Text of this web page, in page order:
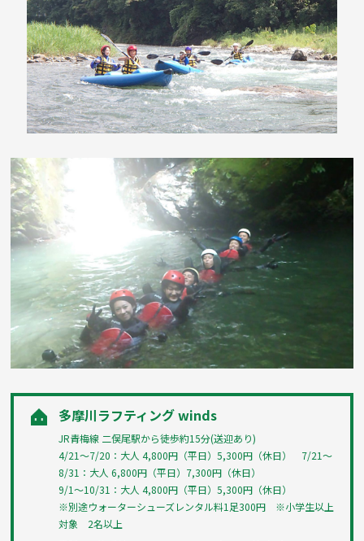
多摩川ラフティング winds
JR青梅線 二俣尾駅から徒歩約15分(送迎あり)
4/21～7/20：大人 4,800円（平日）5,300円（休日） 7/21～
8/31：大人 6,800円（平日）7,300円（休日）
9/1～10/31：大人 4,800円（平日）5,300円（休日）
※別途ウォーターシューズレンタル料1足300円 ※小学生以上
対象 2名以上